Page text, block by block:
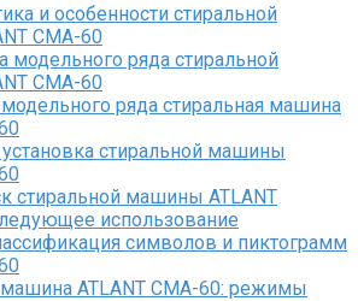
и особенности стиральной
СМА-60
модельного ряда стиральной
СМА-60
ряда стиральная машина
стиральной машины
стиральной машины ATLANT
использование
символов и пиктограмм
машина ATLANT СМА-60: режимы